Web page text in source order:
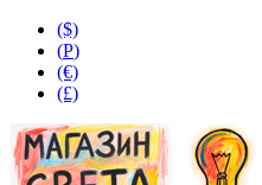
($)
(Р)
(€)
(£)